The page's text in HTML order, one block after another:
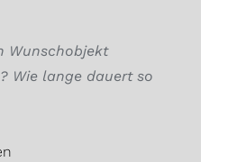
Wunschobjekt
Wie lange dauert so